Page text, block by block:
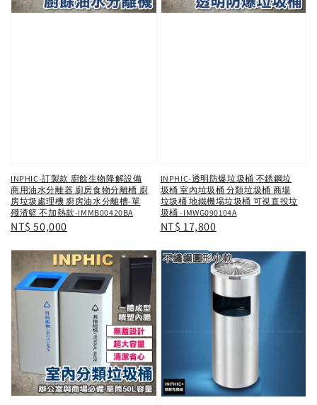
INPHIC-訂製款 廚餘生物降解設備
商用油水分離器 廚房食物分離槽 廚
房垃圾處理機 廚房油水分離槽-單
殘渣籃 不加熱款-IMMB00420BA
Regular
NT$ 50,000
INPHIC-透明防爆垃圾桶 不銹鋼垃
圾桶 室內垃圾桶 分類垃圾桶 商場
垃圾桶 地鐵機場垃圾桶 可視直投垃
圾桶 -IMWG090104A
Regular
NT$ 17,800